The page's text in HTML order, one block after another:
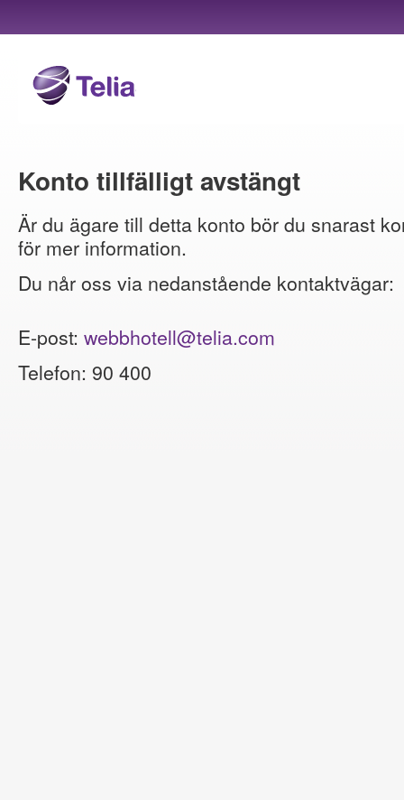
Konto tillfälligt avstängt
Är du ägare till detta konto bör du snarast
för mer information.
Du når oss via nedanstående kontaktvägar:
E-post: webbhotell@telia.com
Telefon: 90 400